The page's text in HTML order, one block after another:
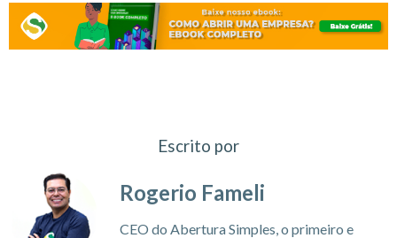
Escrito por
Rogerio Fameli
CEO do Abertura Simples, o primeiro e